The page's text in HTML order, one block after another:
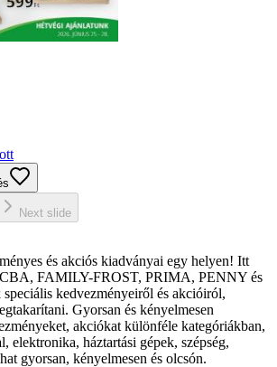
Next slide
és akciós kiadványai egy helyen! Itt
FAMILY-FROST, PRIMA, PENNY és
speciális kedvezményeiről és akcióiról,
Gyorsan és kényelmesen
akciókat különféle kategóriákban,
elektronika, háztartási gépek, szépség,
gyorsan, kényelmesen és olcsón.